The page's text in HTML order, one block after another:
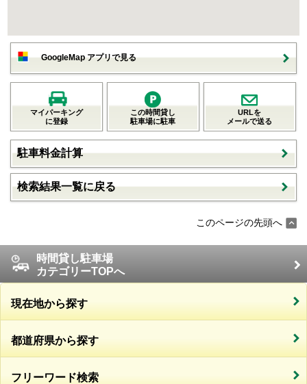
GoogleMap アプリで見る
マイパーキング
に登録
この時間貸し
駐車場に駐車
URLを
メールで送る
駐車料金計算
検索結果一覧に戻る
このページの先頭へ
時間貸し駐車場
カテゴリーTOPへ
現在地から探す
都道府県から探す
フリーワード検索